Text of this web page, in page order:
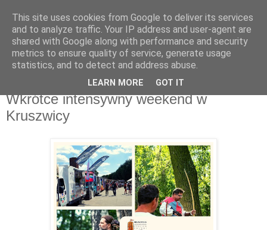
środa, 10 sierpnia 2022
Wkrótce intensywny weekend w
Kruszwicy
This site uses cookies from Google to deliver its services
and to analyze traffic. Your IP address and user-agent are
shared with Google along with performance and security
metrics to ensure quality of service, generate usage
statistics, and to detect and address abuse.
LEARN MORE GOT IT